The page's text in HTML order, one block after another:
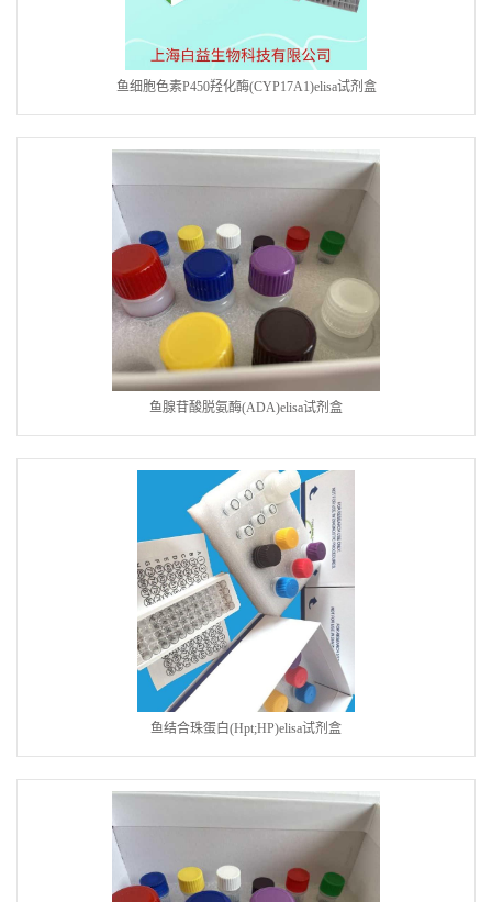
鱼细胞色素P450羟化酶(CYP17A1)elisa试剂盒
鱼腺苷酸脱氨酶(ADA)elisa试剂盒
鱼结合珠蛋白(Hpt;HP)elisa试剂盒